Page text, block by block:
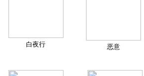
白夜行 恶意